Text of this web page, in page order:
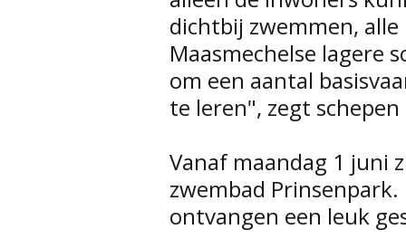
dichtbij zwemmen,
Maasmechelse lagere
om een aantal
te leren", zegt
Vanaf maandag 1 juni
zwembad
ontvangen een leuk